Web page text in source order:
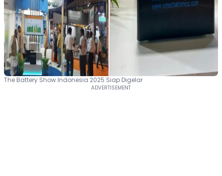
The Battery Show Indonesia 2025 Siap Digelar